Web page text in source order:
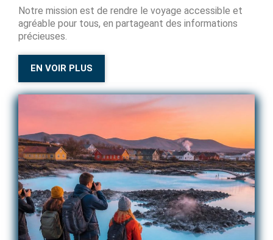
Notre mission est de rendre le voyage accessible et
agréable pour tous, en partageant des informations
précieuses.
EN VOIR PLUS